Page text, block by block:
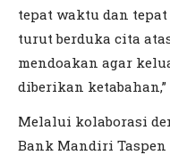
tepat waktu dan
turut berduka cita
mendoakan agar
diberikan
Melalui kolaborasi
Bank Mandiri